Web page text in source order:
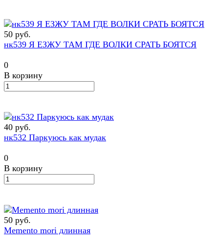
50 руб.
нк539 Я ЕЗЖУ ТАМ ГДЕ ВОЛКИ СРАТЬ БОЯТСЯ
0
В корзину
40 руб.
нк532 Паркуюсь как мудак
0
В корзину
50 руб.
Memento mori длинная